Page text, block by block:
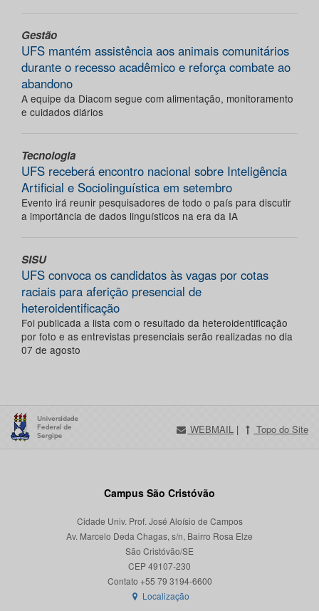
Gestão
UFS mantém assistência aos animais comunitários
durante o recesso acadêmico e reforça combate ao
abandono
A equipe da Diacom segue com alimentação, monitoramento
e cuidados diários
Tecnologia
UFS receberá encontro nacional sobre Inteligência
Artificial e Sociolinguística em setembro
Evento irá reunir pesquisadores de todo o país para discutir
a importância de dados linguísticos na era da IA
SISU
UFS convoca os candidatos às vagas por cotas
raciais para aferição presencial de
heteroidentificação
Foi publicada a lista com o resultado da heteroidentificação
por foto e as entrevistas presenciais serão realizadas no dia
07 de agosto
WEBMAIL | Topo do Site
Campus São Cristóvão
Cidade Univ. Prof. José Aloísio de Campos
Av. Marcelo Deda Chagas, s/n, Bairro Rosa Elze
São Cristóvão/SE
CEP 49107-230
Localização